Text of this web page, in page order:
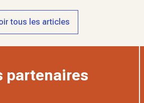
tous les articles
partenaires